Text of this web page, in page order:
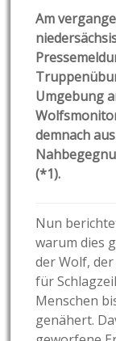
Am
Umgebung
demnach
(*1).
Nun
warum dies
der Wolf,
für
Menschen
genähert.